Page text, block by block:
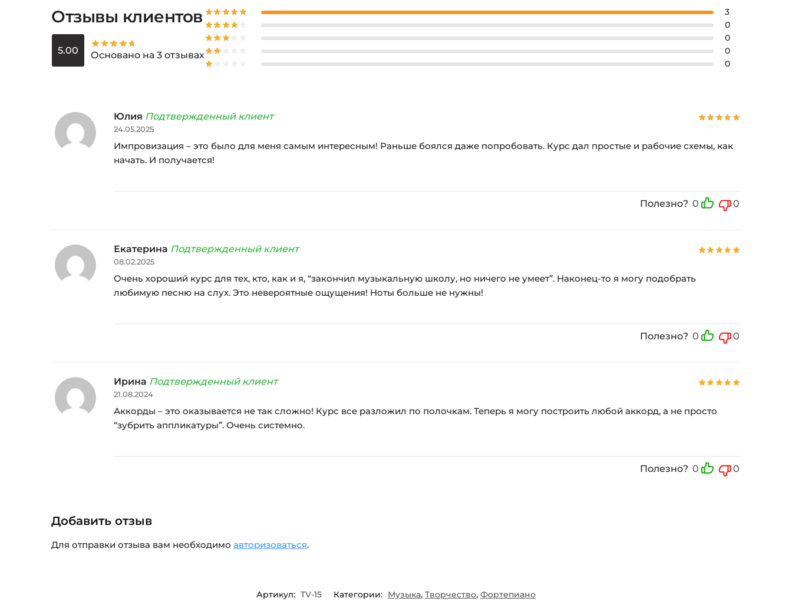
Отзывы клиентов
5.00 Основано на 3 отзывах
3
0
0
0
0
Юлия Подтвержденный клиент
24.05.2025
Импровизация – это было для меня самым интересным! Раньше боялся даже попробовать. Курс дал простые и рабочие схемы, как
начать. И получается!
Полезно? 0 0
Екатерина Подтвержденный клиент
08.02.2025
Очень хороший курс для тех, кто, как и я, “закончил музыкальную школу, но ничего не умеет”. Наконец-то я могу подобрать
любимую песню на слух. Это невероятные ощущения! Ноты больше не нужны!
Полезно? 0 0
Ирина Подтвержденный клиент
21.08.2024
Аккорды – это оказывается не так сложно! Курс все разложил по полочкам. Теперь я могу построить любой аккорд, а не просто
“зубрить аппликатуры”. Очень системно.
Полезно? 0 0
Добавить отзыв
Для отправки отзыва вам необходимоавторизоваться.
Артикул: TV-15 Категории: Музыка, Творчество, Фортепиано